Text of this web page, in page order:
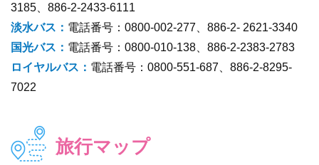
3185、886-2-2433-6111
淡水バス： 電話番号：0800-002-277、886-2- 2621-3340
国光バス： 電話番号：0800-010-138、886-2-2383-2783
ロイヤルバス： 電話番号：0800-551-687、886-2-8295-
7022
旅行マップ